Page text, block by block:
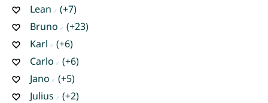
Lean
(+7)
Bruno
(+23)
Karl
(+6)
Carlo
(+6)
Jano
(+5)
Julius
(+2)